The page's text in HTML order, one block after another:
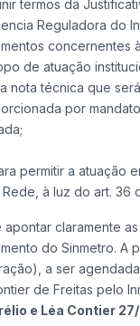
termos da
Reguladora do
concernentes
de atuação
nota técnica que
por
permitir a atuação
à luz do art. 36
claramente
do Sinmetro. A
a ser
de Freitas pelo
e Léa Contier